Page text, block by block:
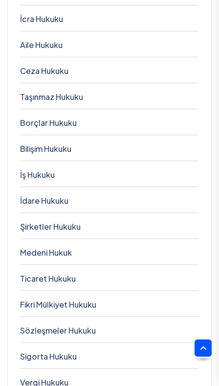
İcra Hukuku
Aile Hukuku
Ceza Hukuku
Taşınmaz Hukuku
Borçlar Hukuku
Bilişim Hukuku
İş Hukuku
İdare Hukuku
Şirketler Hukuku
Medeni Hukuk
Ticaret Hukuku
Fikri Mülkiyet Hukuku
Sözleşmeler Hukuku
Sigorta Hukuku
Vergi Hukuku